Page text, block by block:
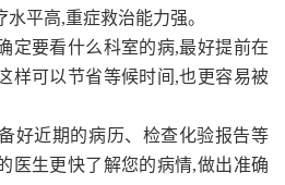
平高,重症救治能力强。
定要看什么科室的病,最好提前在
样可以节省等候时间,也更容易被
好近期的病历、检查化验报告等
医生更快了解您的病情,做出准确